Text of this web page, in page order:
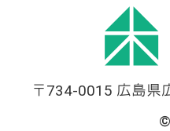
〒734-0015 広島県